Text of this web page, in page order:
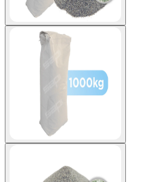
View larger image